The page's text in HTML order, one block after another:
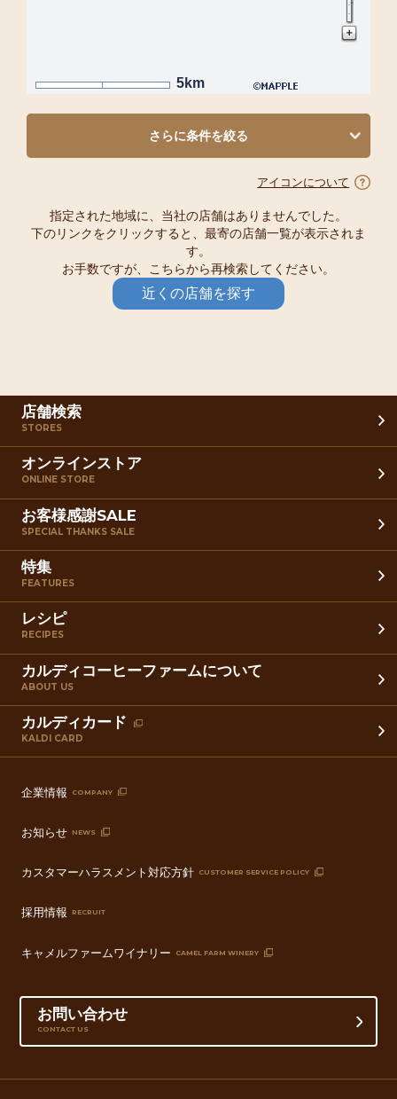
5km
さらに条件を絞る
アイコンについて
指定された地域に、当社の店舗はありませんでした。
下のリンクをクリックすると、最寄の店舗一覧が表示されま
す。
お手数ですが、こちらから再検索してください。
近くの店舗を探す
店舗検索
STORES
オンラインストア
ONLINE STORE
お客様感謝SALE
SPECIAL THANKS SALE
特集
FEATURES
レシピ
RECIPES
カルディコーヒーファームについて
ABOUT US
カルディカード
KALDI CARD
企業情報 COMPANY
お知らせ NEWS
カスタマーハラスメント対応方針 CUSTOMER SERVICE POLICY
採用情報 RECRUIT
キャメルファームワイナリー CAMEL FARM WINERY
お問い合わせ
CONTACT US